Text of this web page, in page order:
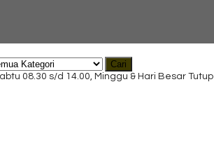
Cari
08.30 s/d 14.00, Minggu & Hari Besar Tutup